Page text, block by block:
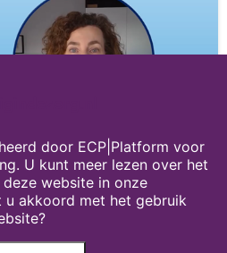
website
door ECP|Platform voor
U kunt meer lezen over het
website in onze
u akkoord met het gebruik